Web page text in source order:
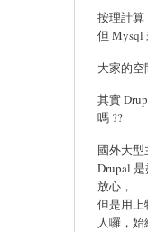
按理計算
但 Mysql
大家的空
其實
嗎 ??
國外大型
Drupal
放心，
但是用上
人囉，